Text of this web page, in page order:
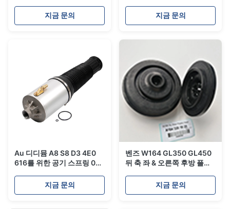
장비/정면 공기 스프링
지금 문의 지금 문의
Au 디디뮴 A8 S8 D3 4E0
616를 위한 공기 스프링 039
4E0616039AF
4E0616040AF 에어백 우는
지금 문의
벤즈 W164 GL350 GL450
뒤 축 좌 & 오른쪽 후방 플라
OE# A1643201025를 적합
합니다
지금 문의